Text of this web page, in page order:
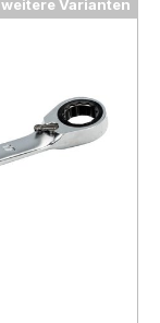
weitere Varianten